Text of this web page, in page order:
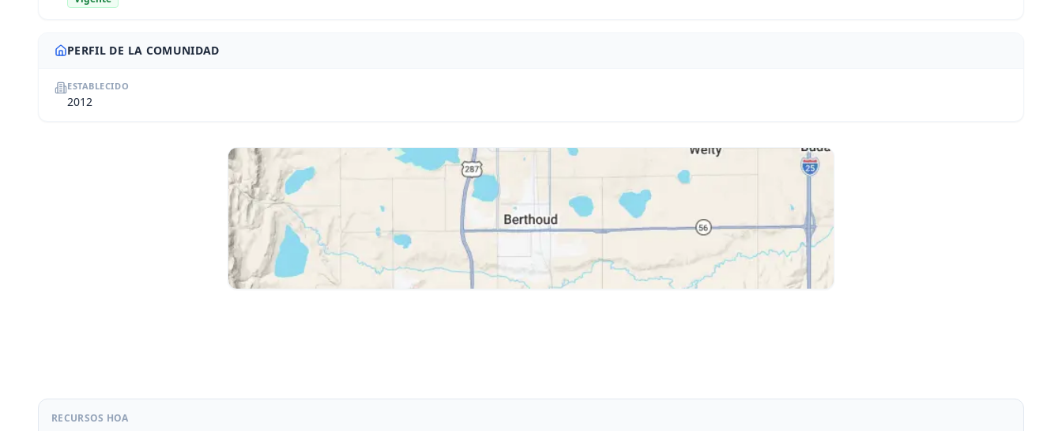
PERFIL DE LA COMUNIDAD
ESTABLECIDO
2012
RECURSOS HOA